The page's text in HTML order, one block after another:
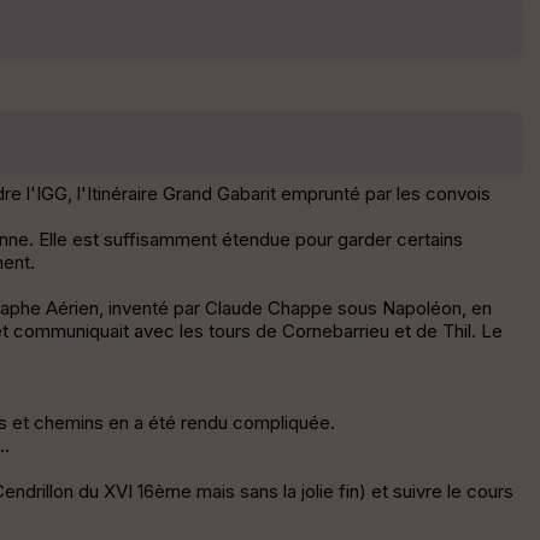
ar
ri
l'IGG, l'Itinéraire Grand Gabarit emprunté par les convois
Elle est suffisamment étendue pour garder certains
Aérien, inventé par Claude Chappe sous Napoléon, en
avec les tours de Cornebarrieu et de Thil. Le
et chemins en a été rendu compliquée.
du XVI 16ème mais sans la jolie fin) et suivre le cours